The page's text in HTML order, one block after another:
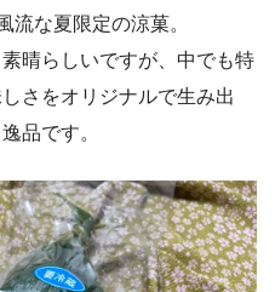
流な夏限定の涼菓。
晴らしいですが、中でも特
さをオリジナルで生み出
品です。